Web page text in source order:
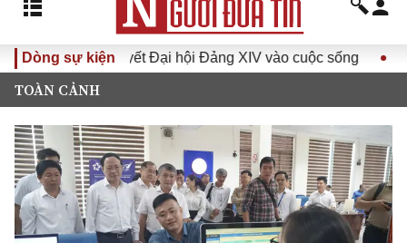
Dòng sự kiện
Nghị quyết Đại hội Đảng XIV vào cuộc sống Hướng tới
TOÀN CẢNH